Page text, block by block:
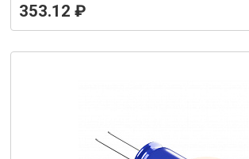
353.12 ₽